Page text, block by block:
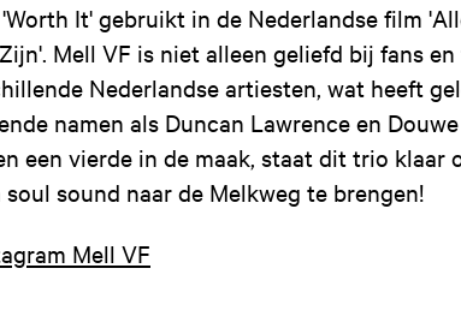
It' gebruikt in de Nederlandse film
Mell VF is niet alleen geliefd bij fans
Nederlandse artiesten, wat heeft
namen als Duncan Lawrence en
een vierde in de maak, staat dit trio klaar
soul sound naar de Melkweg te brengen!
Mell VF